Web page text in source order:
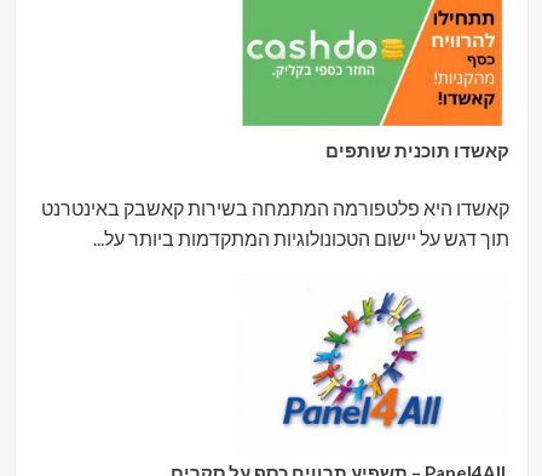
קאשדו תוכנית שותפים
קאשדו היא פלטפורמה המתמחה בשירות קאשבק באינטרנט
תוך דגש על יישום הטכונולוגיות המתקדמות ביותר על...